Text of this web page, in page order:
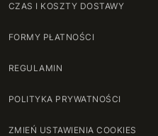
CZAS I KOSZTY DOSTAWY
FORMY PŁATNOŚCI
REGULAMIN
POLITYKA PRYWATNOŚCI
ZMIEŃ USTAWIENIA COOKIES